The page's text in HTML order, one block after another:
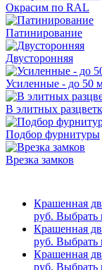
Окрасим по RAL
Патинирование
Двусторонняя
Усиленные - до 50
В элитных
Подбор фурнитуры
Врезка замков
Крашенная
руб. Выбрать
Крашенная
руб. Выбрать
Крашенная
руб. Выбрать